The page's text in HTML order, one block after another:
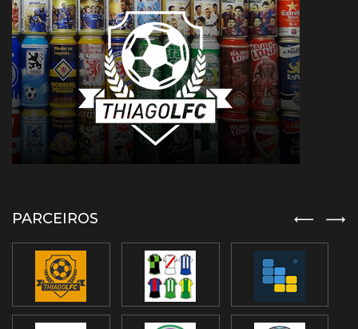
PARCEIROS